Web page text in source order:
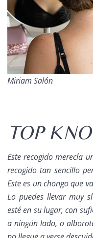
Miriam Salón
TOP
Este recogido merecía
recogido tan sencillo
Este es un chongo que
Lo puedes llevar muy
esté en su lugar, con
a ningún lado, o